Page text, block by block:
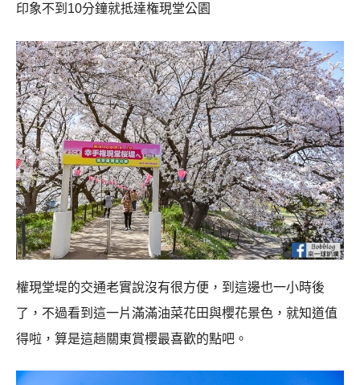
印象不到10分鐘就抵達権現堂公園
權現堂堤的交通老實說沒有很方便，到這邊也一小時後
了，不過看到這一片滿滿油菜花田與櫻花景色，就知道值
得啦，算是這趟關東賞櫻最喜歡的點吧。